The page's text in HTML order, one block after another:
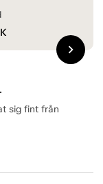
sig fint från
chevron_right